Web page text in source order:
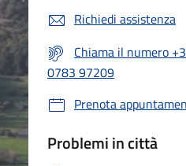
Richiedi assistenza
Chiama il numero
0783 97209
Prenota
Problemi in città